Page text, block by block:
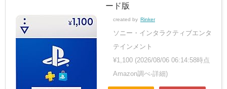
ード版
created by Rinker
ソニー・インタラクティブエンタ
テインメント
¥1,100 (2026/08/06 06:14:58時点
Amazon調べ-詳細)